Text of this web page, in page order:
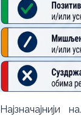
Најзначајнији